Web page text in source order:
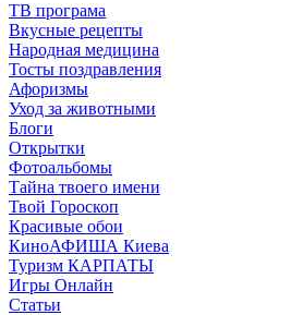
ТВ програма
Вкусные рецепты
Народная медицина
Тосты поздравления
Афоризмы
Уход за животными
Блоги
Открытки
Фотоальбомы
Тайна твоего имени
Твой Гороскоп
Красивые обои
КиноАФИША Киева
Туризм КАРПАТЫ
Игры Онлайн
Статьи